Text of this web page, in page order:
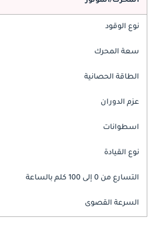
نوع الوقود
سعة المحرك
الطاقة الحصانية
عزم الدوران
اسطوانات
نوع القيادة
التسارع من 0 إلى 100 كلم بالساعة
السرعة القصوى